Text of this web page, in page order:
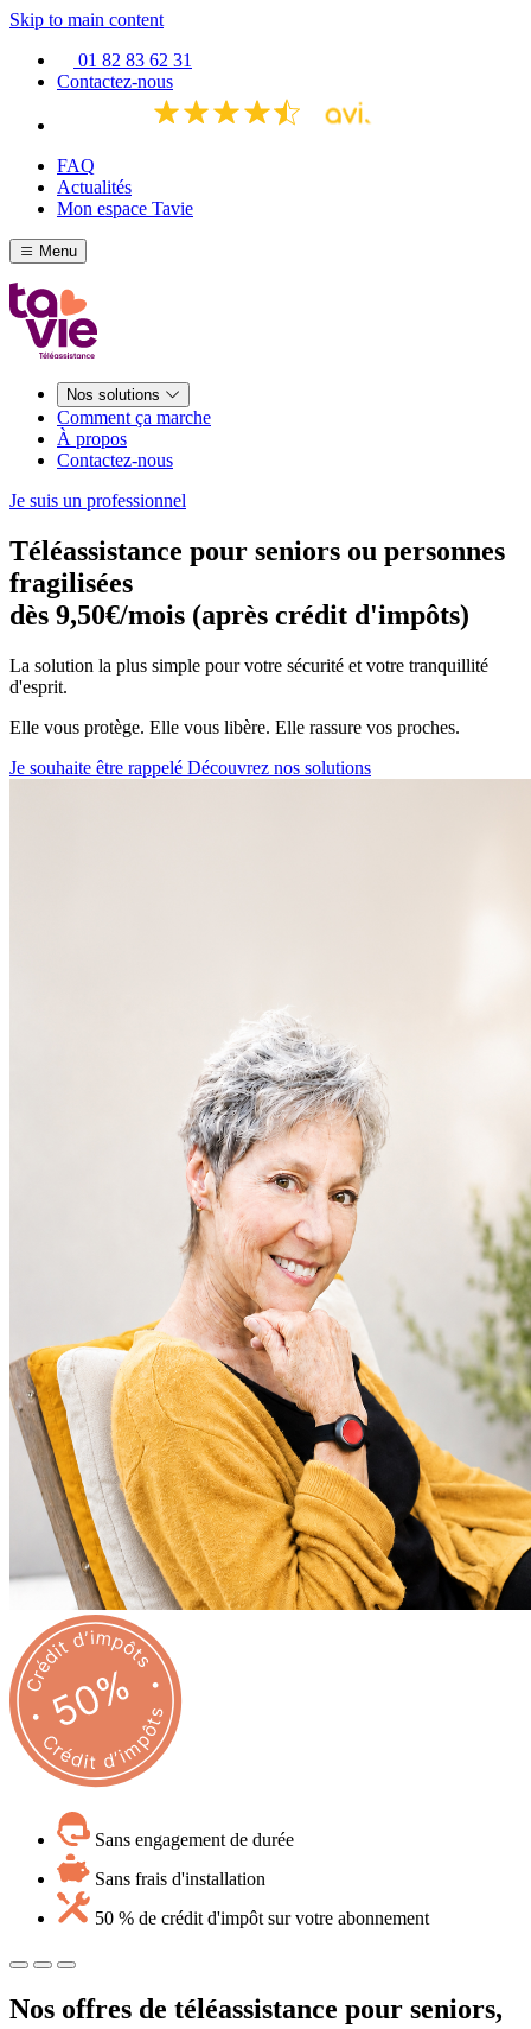
Skip to main content
01 82 83 62 31
Contactez-nous
FAQ
Actualités
Mon espace Tavie
Menu
Nos solutions
Comment ça marche
À propos
Contactez-nous
Je suis un professionnel
Téléassistance pour seniors ou personnes
fragilisées
dès 9,50€/mois (après crédit d'impôts)
La solution la plus simple pour votre sécurité et votre tranquillité
d'esprit.
Elle vous protège. Elle vous libère. Elle rassure vos proches.
Je souhaite être rappelé Découvrez nos solutions
Sans engagement de durée
Sans frais d'installation
50 % de crédit d'impôt sur votre abonnement
Nos offres de téléassistance pour seniors,